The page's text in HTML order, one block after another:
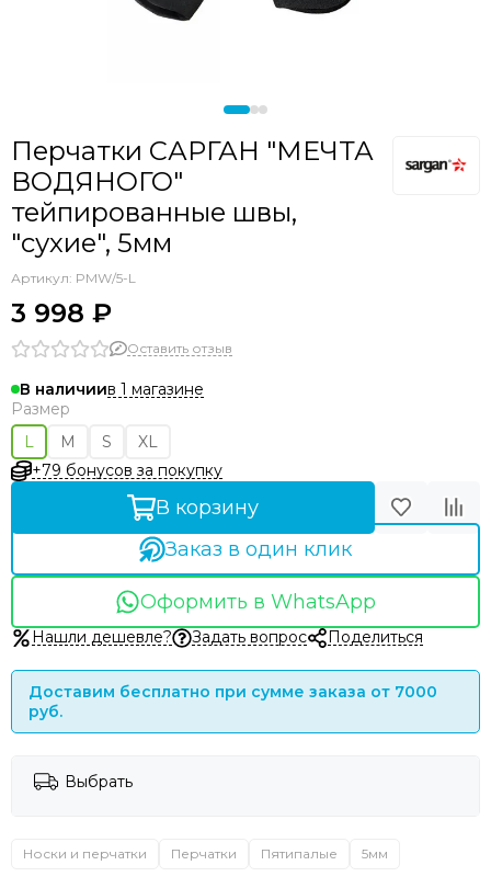
Перчатки САРГАН "МЕЧТА
ВОДЯНОГО"
тейпированные швы,
"сухие", 5мм
Артикул: PMW/5-L
3 998 ₽
Оставить отзыв
В наличиив 1 магазине
Размер
L
M S
XL
+79 бонусов за покупку
В корзину
Заказ в один клик
Оформить в WhatsApp
Нашли дешевле? Задать вопрос Поделиться
Доставим бесплатно при сумме заказа от 7000
руб.
Выбрать
Носки и перчатки Перчатки Пятипалые 5мм